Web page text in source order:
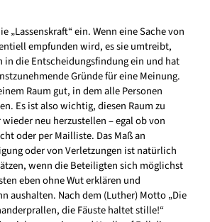
„Lassenskraft“ ein. Wenn eine Sache von
empfunden wird, es sie umtreibt,
in die Entscheidungsfindung ein und hat
Gründe für eine Meinung.
Raum gut, in dem alle Personen
Es ist also wichtig, diesen Raum zu
neu herzustellen – egal ob von
oder per Mailliste. Das Maß an
oder von Verletzungen ist natürlich
wenn die Beteiligten sich möglichst
eben ohne Wut erklären und
aushalten. Nach dem (Luther) Motto „Die
die Fäuste haltet stille!“